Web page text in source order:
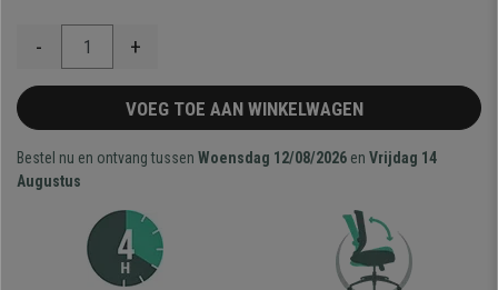
- +
VOEG TOE AAN WINKELWAGEN
Bestel nu en ontvang tussen Woensdag 12/08/2026 en Vrijdag 14
Augustus